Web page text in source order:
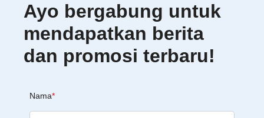
Ayo bergabung untuk
mendapatkan berita
dan promosi terbaru!
Nama*